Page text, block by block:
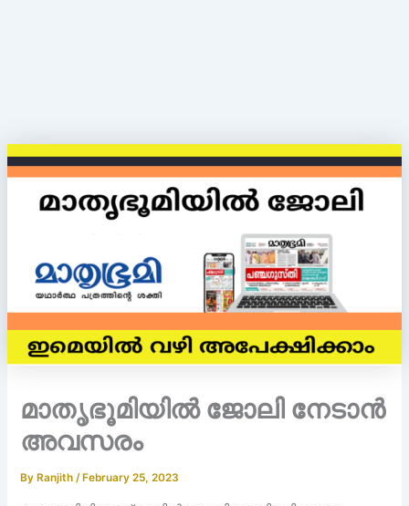
മാതൃഭൂമിയിൽ ജോലി നേടാൻ
അവസരം
ByRanjith /February 25, 2023